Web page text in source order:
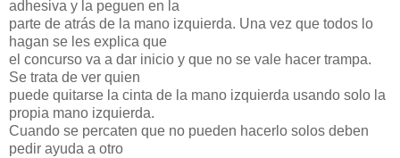
adhesiva y la peguen en la
parte de atrás de la mano izquierda. Una vez que todos lo
hagan se les explica que
el concurso va a dar inicio y que no se vale hacer trampa.
Se trata de ver quien
puede quitarse la cinta de la mano izquierda usando solo la
propia mano izquierda.
Cuando se percaten que no pueden hacerlo solos deben
pedir ayuda a otro